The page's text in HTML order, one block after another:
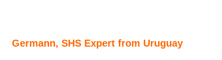
Germann, SHS Expert from Uruguay